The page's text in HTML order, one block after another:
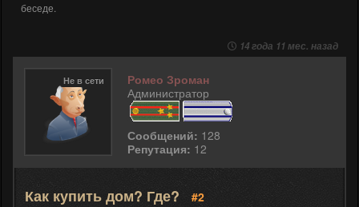
беседе.
14 года 11 мес. назад
Не в сети
Ромео Зроман
Администратор
Сообщений: 128
Репутация: 12
Как купить дом? Где?
#2